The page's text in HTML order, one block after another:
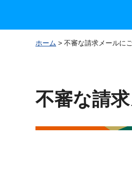
ホーム > 不審な請求メールに
不審な請